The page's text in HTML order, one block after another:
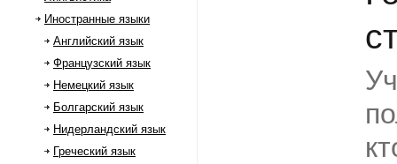
Иностранные языки
Английский язык
Французский язык
Немецкий язык
Болгарский язык
Нидерландский язык
Греческий язык